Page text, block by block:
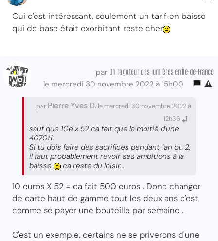
Oui c'est intéressant, seulement un tarif en baisse
qui de base était exorbitant reste cher
par Un ragoteur des lumières en Île-de-France
le mercredi 30 novembre 2022 à 15h00
par Pierre Yves D. le mercredi 30 novembre 2022 à
12h36
sauf que 10e x 52 ca fait que la moitié d'une
4070ti.
Si tu dois faire des sacrifices pendant 1an ou 2,
il faut probablement revoir ses ambitions à la
baisse
ca reste du loisir...
10 euros X 52 = ca fait 500 euros . Donc changer
de carte haut de gamme tout les deux ans c'est
comme se payer une bouteille par semaine .
C'est un exemple, certains ne se priverons d'une